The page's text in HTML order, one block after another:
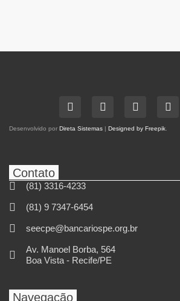
Desenvolvido por Direta Sistemas | Designed by Freepik
Contato
(81) 3316-4233
(81) 9 7347-6454
seecpe@bancariospe.org.br
Av. Manoel Borba, 564
Boa Vista - Recife/PE
Navegação